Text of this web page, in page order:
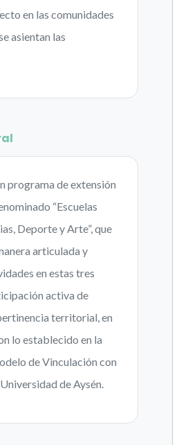
en las comunidades
asientan las
programa de extensión
“Escuelas
Deporte y Arte”, que
articulada y
en estas tres
activa de
territorial, en
lo establecido en la
de Vinculación con
de Aysén.